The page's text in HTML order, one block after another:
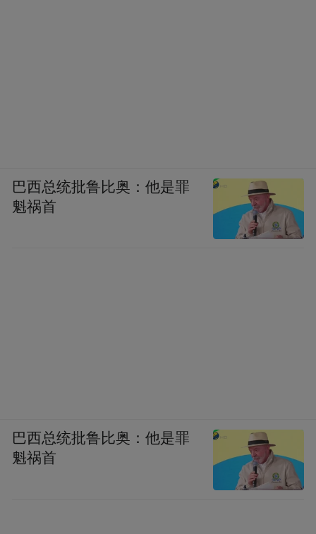
巴西总统批鲁比奥：他是罪
魁祸首
巴西总统批鲁比奥：他是罪
魁祸首